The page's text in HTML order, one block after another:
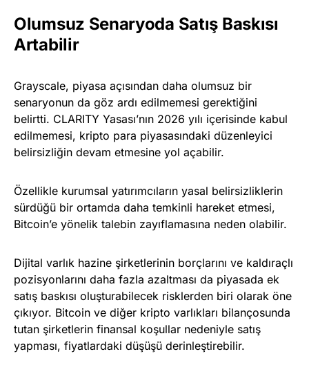
Olumsuz Senaryoda Satış Baskısı
Artabilir
Grayscale, piyasa açısından daha olumsuz bir
senaryonun da göz ardı edilmemesi gerektiğini
belirtti. CLARITY Yasası’nın 2026 yılı içerisinde kabul
edilmemesi, kripto para piyasasındaki düzenleyici
belirsizliğin devam etmesine yol açabilir.
Özellikle kurumsal yatırımcıların yasal belirsizliklerin
sürdüğü bir ortamda daha temkinli hareket etmesi,
Bitcoin’e yönelik talebin zayıflamasına neden olabilir.
Dijital varlık hazine şirketlerinin borçlarını ve kaldıraçlı
pozisyonlarını daha fazla azaltması da piyasada ek
satış baskısı oluşturabilecek risklerden biri olarak öne
çıkıyor. Bitcoin ve diğer kripto varlıkları bilançosunda
tutan şirketlerin finansal koşullar nedeniyle satış
yapması, fiyatlardaki düşüşü derinleştirebilir.